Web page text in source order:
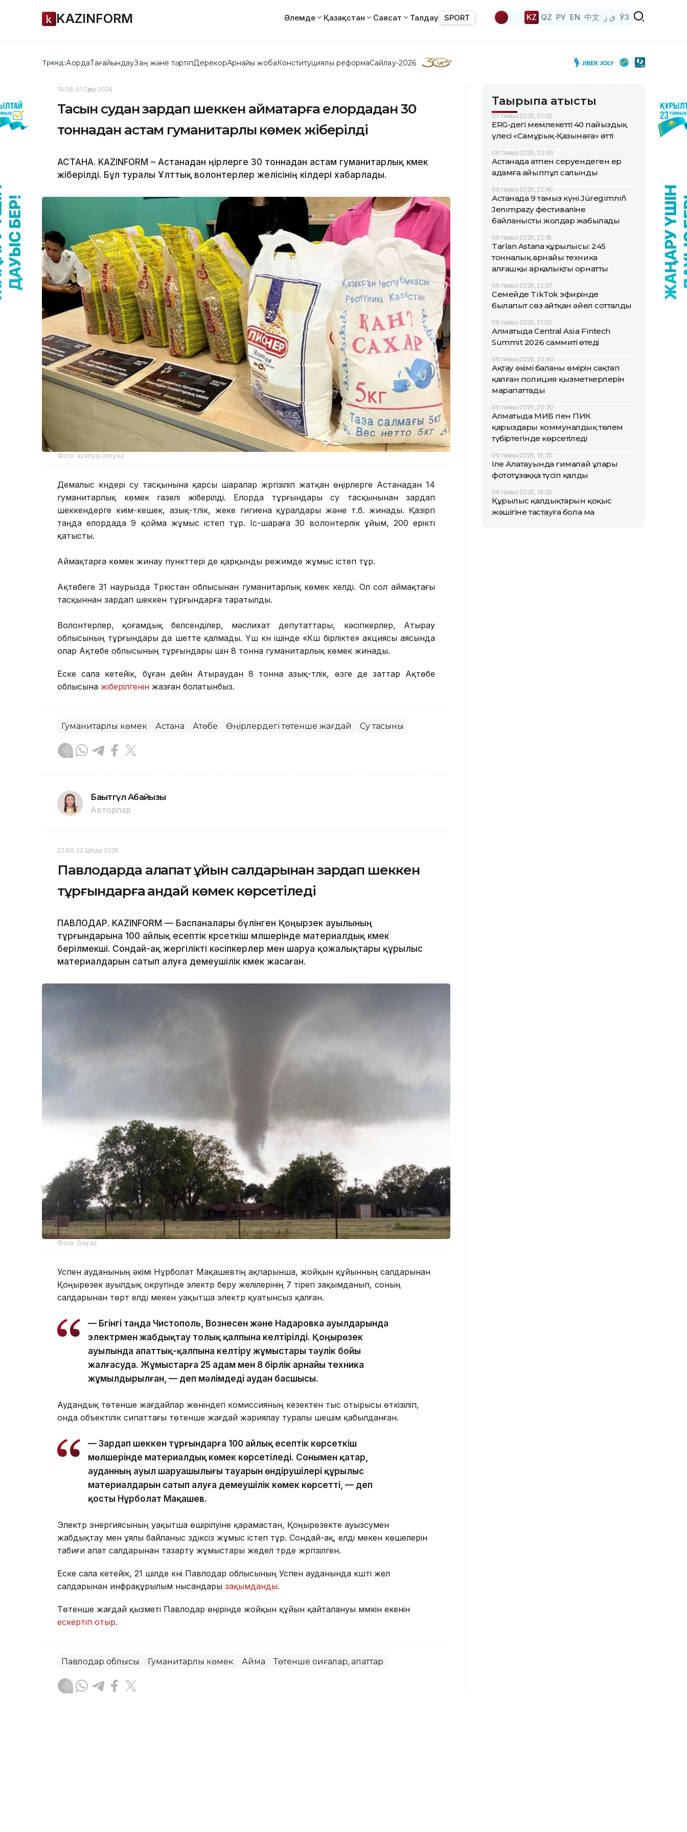
KAZINFORM Әлемде Қазақстан Саясат Талдау SPORT KZ QZ РУ EN 中文 ق ز ЎЗ
Тренд:АқордаТағайындауЗаң және тәртіпДерекқорАрнайы жобаКонституциялық реформаСайлау-2026
14:08, 01 Сәуір 2024
Тасқын судан зардап шеккен аймақтарға елордадан 30
тоннадан астам гуманитарлық көмек жіберілді
АСТАНА. KAZINFORM – Астанадан өңірлерге 30 тоннадан астам гуманитарлық көмек
жіберілді. Бұл туралы Ұлттық волонтерлер желісінің өкілдері хабарлады.
Фото: azattyq-ruhy.kz
Демалыс күндері су тасқынына қарсы шаралар жүргізіліп жатқан өңірлерге Астанадан 14
гуманитарлық көмек газелі жіберілді. Елорда тұрғындары су тасқынынан зардап
шеккендерге киім-кешек, азық-түлік, жеке гигиена құралдары және т.б. жинады. Қазіргі
таңда елордада 9 қойма жұмыс істеп тұр. Іс-шараға 30 волонтерлік ұйым, 200 ерікті
қатысты.
Аймақтарға көмек жинау пункттері де қарқынды режимде жұмыс істеп тұр.
Ақтөбеге 31 наурызда Түркістан облысынан гуманитарлық көмек келді. Ол сол аймақтағы
тасқыннан зардап шеккен тұрғындарға таратылды.
Волонтерлер, қоғамдық белсенділер, мәслихат депутаттары, кәсіпкерлер, Атырау
облысының тұрғындары да шетте қалмады. Үш күн ішінде «Күш бірлікте» акциясы аясында
олар Ақтөбе облысының тұрғындары үшін 8 тонна гуманитарлық көмек жинады.
Еске сала кетейік, бұған дейін Атыраудан 8 тонна азық-түлік, өзге де заттар Ақтөбе
облысына жіберілгенін жазған болатынбыз.
Гуманитарлық көмек Астана Ақтөбе Өңірлердегі төтенше жағдай Су тасқыны
Бақытгүл Абайқызы
Авторлар
22:00, 22 Шілде 2026
Павлодарда алапат құйын салдарынан зардап шеккен
тұрғындарға қандай көмек көрсетіледі
ПАВЛОДАР. KAZINFORM — Баспаналары бүлінген Қоңырөзек ауылының
тұрғындарына 100 айлық есептік көрсеткіш мөлшерінде материалдық көмек
берілмекші. Сондай-ақ жергілікті кәсіпкерлер мен шаруа қожалықтары құрылыс
материалдарын сатып алуға демеушілік көмек жасаған.
Фото: Day.az
Успен ауданының әкімі Нұрболат Мақашевтің ақпарынша, жойқын құйынның салдарынан
Қоңырөзек ауылдық округінде электр беру желілерінің 7 тірегі зақымданып, соның
салдарынан төрт елді мекен уақытша электр қуатынсыз қалған.
— Бүгінгі таңда Чистополь, Вознесен және Надаровка ауылдарында
электрмен жабдықтау толық қалпына келтірілді. Қоңырөзек
ауылында апаттық-қалпына келтіру жұмыстары тәулік бойы
жалғасуда. Жұмыстарға 25 адам мен 8 бірлік арнайы техника
жұмылдырылған, — деп мәлімдеді аудан басшысы.
Аудандық төтенше жағдайлар жөніндегі комиссияның кезектен тыс отырысы өткізіліп,
онда объектілік сипаттағы төтенше жағдай жариялау туралы шешім қабылданған.
— Зардап шеккен тұрғындарға 100 айлық есептік көрсеткіш
мөлшерінде материалдық көмек көрсетіледі. Сонымен қатар,
ауданның ауыл шаруашылығы тауарын өндірушілері құрылыс
материалдарын сатып алуға демеушілік көмек көрсетті, — деп
қосты Нұрболат Мақашев.
Электр энергиясының уақытша өшірілуіне қарамастан, Қоңырөзекте ауызсумен
жабдықтау мен ұялы байланыс үздіксіз жұмыс істеп тұр. Сондай-ақ, елді мекен көшелерін
табиғи апат салдарынан тазарту жұмыстары жедел түрде жүргізілген.
Еске сала кетейік, 21 шілде күні Павлодар облысының Успен ауданында күшті жел
салдарынан инфрақұрылым нысандары зақымданды.
Төтенше жағдай қызметі Павлодар өңірінде жойқын құйын қайталануы мүмкін екенін
ескертіп отыр.
Павлодар облысы Гуманитарлық көмек Аймақ Төтенше оқиғалар, апаттар
Тақырыпқа қатысты
07 тамыз 2026, 01:00
ERG-дегі мемлекеттің 40 пайыздық
үлесі «Самұрық-Қазынаға» өтті
06 тамыз 2026, 23:00
Астанада атпен серуендеген ер
адамға айыппұл салынды
06 тамыз 2026, 22:40
Астанада 9 тамыз күні Jüregımnıñ
Jenımpazy фестиваліне
байланысты жолдар жабылады
06 тамыз 2026, 22:18
Tarlan Astana құрылысы: 245
тонналық арнайы техника
алғашқы арқалықты орнатты
06 тамыз 2026, 22:07
Семейде TikTok эфирінде
былапыт сөз айтқан әйел сотталды
06 тамыз 2026, 21:00
Алматыда Central Asia Fintech
Summit 2026 саммиті өтеді
06 тамыз 2026, 20:40
Ақтау әкімі баланың өмірін сақтап
қалған полиция қызметкерлерін
марапаттады
06 тамыз 2026, 20:30
Алматыда МИБ пен ПИК
қарыздары коммуналдық төлем
түбіртегінде көрсетіледі
06 тамыз 2026, 19:30
Іле Алатауында гималай ұлары
фототұзаққа түсіп қалды
06 тамыз 2026, 19:20
Құрылыс қалдықтарын қоқыс
жәшігіне тастауға бола ма